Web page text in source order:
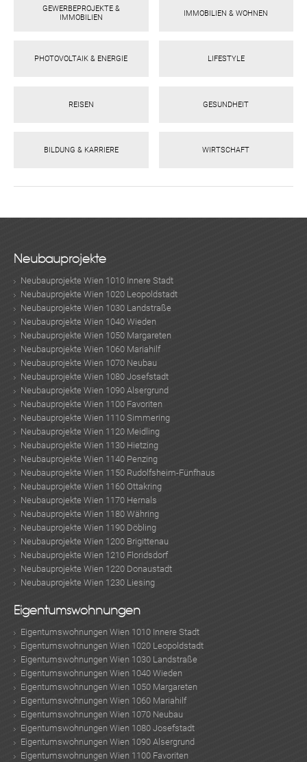
GEWERBEPROJEKTE &
IMMOBILIEN
IMMOBILIEN & WOHNEN
PHOTOVOLTAIK & ENERGIE LIFESTYLE
REISEN GESUNDHEIT
BILDUNG & KARRIERE WIRTSCHAFT
Neubauprojekte
Neubauprojekte Wien 1010 Innere Stadt
Neubauprojekte Wien 1020 Leopoldstadt
Neubauprojekte Wien 1030 Landstraße
Neubauprojekte Wien 1040 Wieden
Neubauprojekte Wien 1050 Margareten
Neubauprojekte Wien 1060 Mariahilf
Neubauprojekte Wien 1070 Neubau
Neubauprojekte Wien 1080 Josefstadt
Neubauprojekte Wien 1090 Alsergrund
Neubauprojekte Wien 1100 Favoriten
Neubauprojekte Wien 1110 Simmering
Neubauprojekte Wien 1120 Meidling
Neubauprojekte Wien 1130 Hietzing
Neubauprojekte Wien 1140 Penzing
Neubauprojekte Wien 1150 Rudolfsheim-Fünfhaus
Neubauprojekte Wien 1160 Ottakring
Neubauprojekte Wien 1170 Hernals
Neubauprojekte Wien 1180 Währing
Neubauprojekte Wien 1190 Döbling
Neubauprojekte Wien 1200 Brigittenau
Neubauprojekte Wien 1210 Floridsdorf
Neubauprojekte Wien 1220 Donaustadt
Neubauprojekte Wien 1230 Liesing
Eigentumswohnungen
Eigentumswohnungen Wien 1010 Innere Stadt
Eigentumswohnungen Wien 1020 Leopoldstadt
Eigentumswohnungen Wien 1030 Landstraße
Eigentumswohnungen Wien 1040 Wieden
Eigentumswohnungen Wien 1050 Margareten
Eigentumswohnungen Wien 1060 Mariahilf
Eigentumswohnungen Wien 1070 Neubau
Eigentumswohnungen Wien 1080 Josefstadt
Eigentumswohnungen Wien 1090 Alsergrund
Eigentumswohnungen Wien 1100 Favoriten